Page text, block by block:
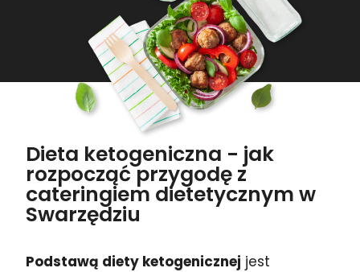
Dieta ketogeniczna - jak
rozpocząć przygodę z
cateringiem dietetycznym w
Swarzędziu
Podstawą diety ketogenicznej jest